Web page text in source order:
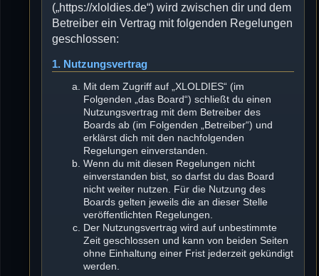
(„https://xloldies.de“) wird zwischen dir und dem
Betreiber ein Vertrag mit folgenden Regelungen
geschlossen:
1. Nutzungsvertrag
Mit dem Zugriff auf „XLOLDIES“ (im
Folgenden „das Board“) schließt du einen
Nutzungsvertrag mit dem Betreiber des
Boards ab (im Folgenden „Betreiber“) und
erklärst dich mit den nachfolgenden
Regelungen einverstanden.
Wenn du mit diesen Regelungen nicht
einverstanden bist, so darfst du das Board
nicht weiter nutzen. Für die Nutzung des
Boards gelten jeweils die an dieser Stelle
veröffentlichten Regelungen.
Der Nutzungsvertrag wird auf unbestimmte
Zeit geschlossen und kann von beiden Seiten
ohne Einhaltung einer Frist jederzeit gekündigt
werden.